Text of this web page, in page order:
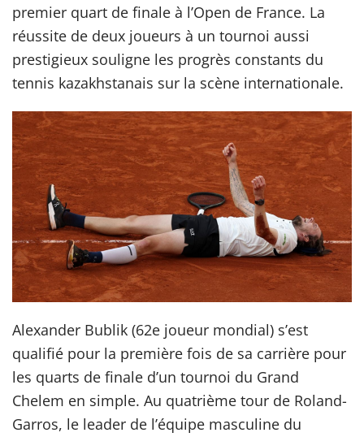
premier quart de finale à l’Open de France. La
réussite de deux joueurs à un tournoi aussi
prestigieux souligne les progrès constants du
tennis kazakhstanais sur la scène internationale.
Alexander Bublik (62e joueur mondial) s’est
qualifié pour la première fois de sa carrière pour
les quarts de finale d’un tournoi du Grand
Chelem en simple. Au quatrième tour de Roland-
Garros, le leader de l’équipe masculine du